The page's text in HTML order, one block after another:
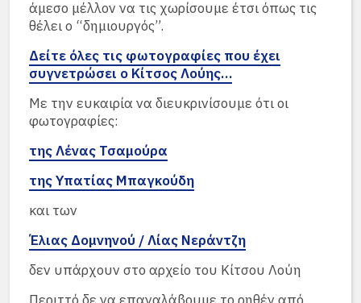
άμεσο μέλλον να τις χωρίσουμε έτσι όπως τις
θέλει ο “δημιουργός”.
Δείτε όλες τις φωτογραφίες που έχει
συγνετρώσει ο Κίτσος Λούης…
Με την ευκαιρία να διευκρινίσουμε ότι οι
φωτογραφίες:
της Λένας Τσαμούρα
της Υπατίας Μπαγκούδη
και των
Έλιας Δομνηνού / Λίας Νεράντζη
δεν υπάρχουν στο αρχείο του Κίτσου Λούη